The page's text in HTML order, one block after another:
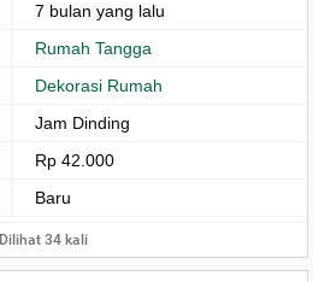
7 bulan yang lalu
Rumah Tangga
Dekorasi Rumah
Jam Dinding
Rp 42.000
Baru
Dilihat 34 kali